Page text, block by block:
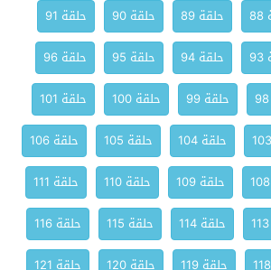
حلقة 89 حلقة 90
حلقة 91
حلقة 94 حلقة 95
حلقة 96
حلقة 99 حلقة 100
حلقة 101
حلقة 104 حلقة 105
حلقة 106
حلقة 109 حلقة 110
حلقة 111
حلقة 114 حلقة 115
حلقة 116
حلقة 119 حلقة 120
حلقة 121